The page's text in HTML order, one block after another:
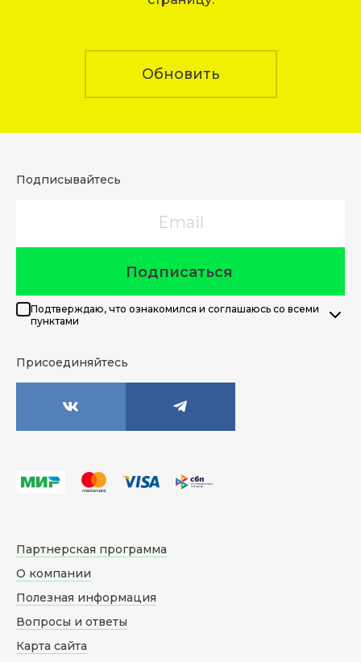
Обновить
Подписывайтесь
Подписаться
Подтверждаю, что ознакомился и соглашаюсь со всеми
пунктами
Присоединяйтесь
Партнерская программа
О компании
Полезная информация
Вопросы и ответы
Карта сайта